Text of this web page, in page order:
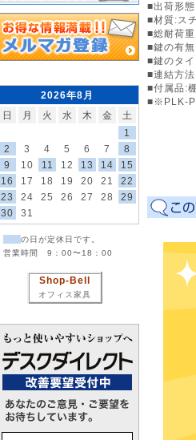
2026年8月
日
月 火 水 木 金
土
1
2
3 4 5 6 7
8
9
10 11 12 13 14
15
16
17 18 19 20 21
22
23
24 25 26 27 28
29
30
31
の日が定休日です。
営業時間 9：00〜18：00
Shop-Bell
オフィス家具
■出荷形
■材質:ス
■総耐荷
■鍵の有
■鍵のタ
■連結方
■付属品:
■※PLK-